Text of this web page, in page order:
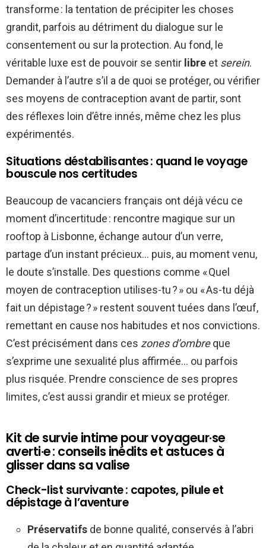
transforme : la tentation de précipiter les choses
grandit, parfois au détriment du dialogue sur le
consentement ou sur la protection. Au fond, le
véritable luxe est de pouvoir se sentir libre et serein.
Demander à l’autre s’il a de quoi se protéger, ou vérifier
ses moyens de contraception avant de partir, sont
des réflexes loin d’être innés, même chez les plus
expérimentés.
Situations déstabilisantes : quand le voyage
bouscule nos certitudes
Beaucoup de vacanciers français ont déjà vécu ce
moment d’incertitude : rencontre magique sur un
rooftop à Lisbonne, échange autour d’un verre,
partage d’un instant précieux… puis, au moment venu,
le doute s’installe. Des questions comme « Quel
moyen de contraception utilises-tu ? » ou « As-tu déjà
fait un dépistage ? » restent souvent tuées dans l’œuf,
remettant en cause nos habitudes et nos convictions.
C’est précisément dans ces zones d’ombreque
s’exprime une sexualité plus affirmée… ou parfois
plus risquée. Prendre conscience de ses propres
limites, c’est aussi grandir et mieux se protéger.
Kit de survie intime pour voyageur·se
averti·e : conseils inédits et astuces à
glisser dans sa valise
Check-list survivante : capotes, pilule et
dépistage à l’aventure
Préservatifs de bonne qualité, conservés à l’abri